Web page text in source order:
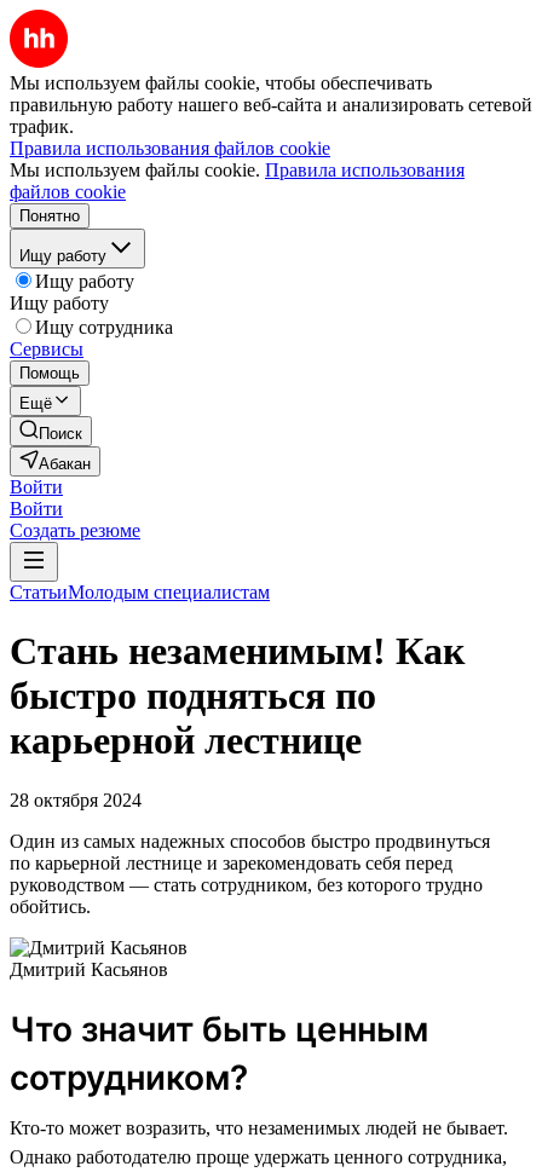
Мы используем файлы cookie, чтобы обеспечивать
правильную работу нашего веб-сайта и анализировать сетевой
трафик.
Правила использования файлов cookie
Мы используем файлы cookie. Правила использования
файлов cookie
Понятно
Ищу работу
Ищу работу
Ищу работу
Ищу сотрудника
Сервисы
Помощь
Ещё
Поиск
Абакан
Войти
Войти
Создать резюме
СтатьиМолодым специалистам
Стань незаменимым! Как
быстро подняться по
карьерной лестнице
28 октября 2024
Один из самых надежных способов быстро продвинуться
по карьерной лестнице и зарекомендовать себя перед
руководством — стать сотрудником, без которого трудно
обойтись.
Дмитрий Касьянов
Что значит быть ценным
сотрудником?
Кто-то может возразить, что незаменимых людей не бывает.
Однако работодателю проще удержать ценного сотрудника,